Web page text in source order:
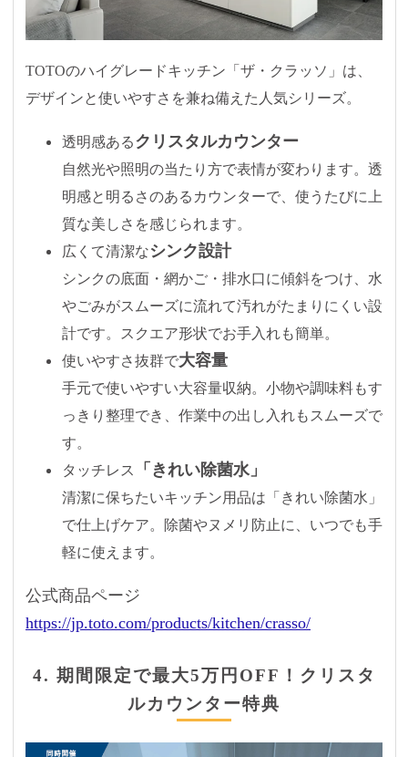
TOTOのハイグレードキッチン「ザ・クラッソ」は、
デザインと使いやすさを兼ね備えた人気シリーズ。
透明感あるクリスタルカウンター
自然光や照明の当たり方で表情が変わります。透
明感と明るさのあるカウンターで、使うたびに上
質な美しさを感じられます。
広くて清潔なシンク設計
シンクの底面・網かご・排水口に傾斜をつけ、水
やごみがスムーズに流れて汚れがたまりにくい設
計です。スクエア形状でお手入れも簡単。
使いやすさ抜群で大容量
手元で使いやすい大容量収納。小物や調味料もす
っきり整理でき、作業中の出し入れもスムーズで
す。
タッチレス
「きれい除菌水」
清潔に保ちたいキッチン用品は「きれい除菌水」
で仕上げケア。除菌やヌメリ防止に、いつでも手
軽に使えます。
公式商品ページ
https://jp.toto.com/products/kitchen/crasso/
4. 期間限定で最大5万円OFF！クリスタ
ルカウンター特典